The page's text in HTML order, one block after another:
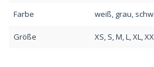
Farbe weiß, grau,
Größe XS, S, M, L, XL,